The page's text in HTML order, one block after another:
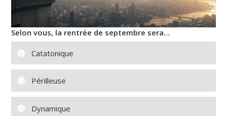
Selon vous, la rentrée de septembre sera…
Catatonique
Périlleuse
Dynamique